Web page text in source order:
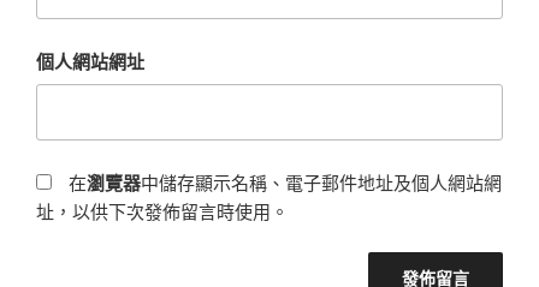
個人網站網址
在瀏覽器中儲存顯示名稱、電子郵件地址及個人網站網
址，以供下次發佈留言時使用。